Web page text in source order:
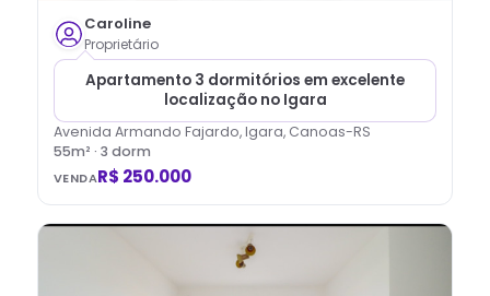
Caroline
Proprietário
Apartamento 3 dormitórios em excelente
localização no Igara
Avenida Armando Fajardo, Igara, Canoas-RS
55m² · 3 dorm
VENDAR$ 250.000